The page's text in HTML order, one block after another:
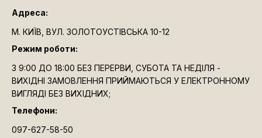
Адреса:
М. КИЇВ, ВУЛ. ЗОЛОТОУСТІВСЬКА 10-12
Режим роботи:
З 9:00 ДО 18:00 БЕЗ ПЕРЕРВИ, СУБОТА ТА НЕДІЛЯ -
ВИХІДНІ ЗАМОВЛЕННЯ ПРИЙМАЮТЬСЯ У ЕЛЕКТРОННОМУ
ВИГЛЯДІ БЕЗ ВИХІДНИХ;
Телефони:
097-627-58-50